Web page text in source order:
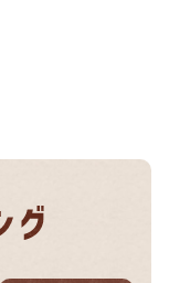
とものいたっ
やねん！？」
～